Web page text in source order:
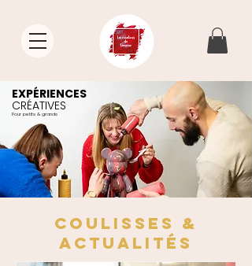
EXPÉRIENCES
CRÉATIVES
Pour petits & grands
Coulisses &
actualitÉs